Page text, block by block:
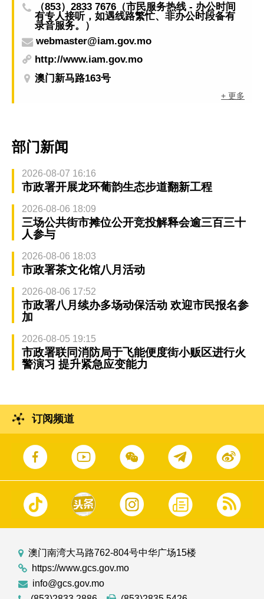
（853）2833 7676（市民服务热线 - 办公时间
有专人接听，如遇线路繁忙、非办公时段备有
录音服务。）
webmaster@iam.gov.mo
http://www.iam.gov.mo
澳门新马路163号
+ 更多
部门新闻
2026-08-07 16:16
市政署开展龙环葡韵生态步道翻新工程
2026-08-06 18:09
三场公共街市摊位公开竞投解释会逾三百三十
人参与
2026-08-06 18:03
市政署茶文化馆八月活动
2026-08-06 17:52
市政署八月续办多场动保活动 欢迎市民报名参
加
2026-08-05 19:15
市政署联同消防局于飞能便度街小贩区进行火
警演习 提升紧急应变能力
订阅频道
澳门南湾大马路762-804号中华广场15楼
https://www.gcs.gov.mo
info@gcs.gov.mo